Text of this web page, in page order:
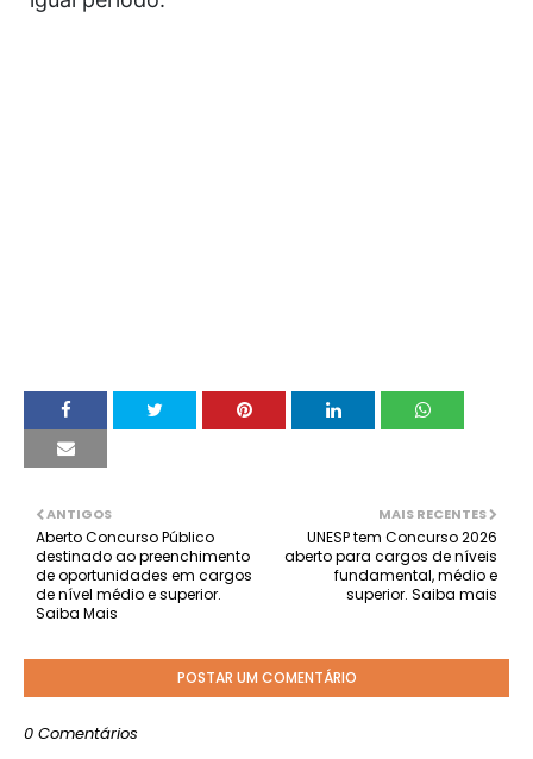
MAIS RECENTES
UNESP tem Concurso 2026
aberto para cargos de níveis
fundamental, médio e
superior. Saiba mais
ANTIGOS
Aberto Concurso Público
destinado ao preenchimento
de oportunidades em cargos
de nível médio e superior.
Saiba Mais
POSTAR UM COMENTÁRIO
0 Comentários